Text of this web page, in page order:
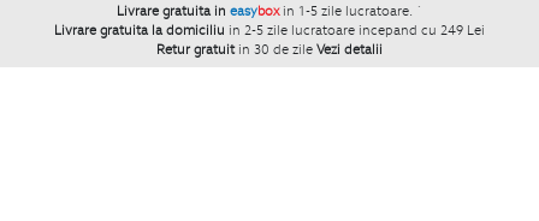
Livrare gratuita in easybox in 1-5 zile lucratoare. `
Livrare gratuita la domiciliu in 2-5 zile lucratoare incepand cu 249 Lei
Retur gratuit in 30 de zile Vezi detalii